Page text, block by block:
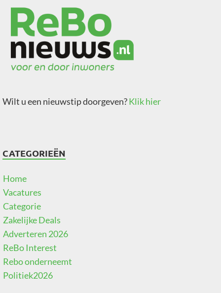
Wilt u een nieuwstip doorgeven?Klik hier
CATEGORIEËN
Home
Vacatures
Categorie
Zakelijke Deals
Adverteren 2026
ReBo Interest
Rebo onderneemt
Politiek2026